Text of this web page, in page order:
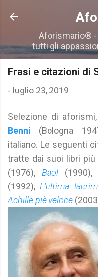
Passa ai
Aforismario® -
tutti gli
Frasi e citazioni di
- luglio 23, 2019
Selezione di
Benni (Bologna
italiano. Le seguenti
tratte dai suoi libri
(1976), Baol (1990),
(1992), L'ultima
Achille piè veloce